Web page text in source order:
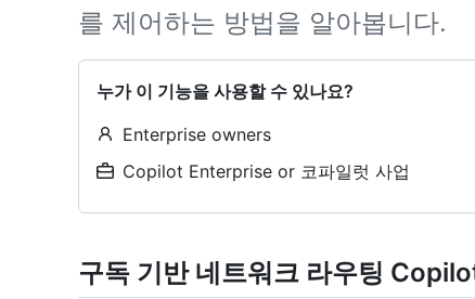
를 제어하는 방법을 알아봅니다.
누가 이 기능을 사용할 수 있나요?
Enterprise owners
Copilot Enterprise or 코파일럿 사업
구독 기반 네트워크 라우팅